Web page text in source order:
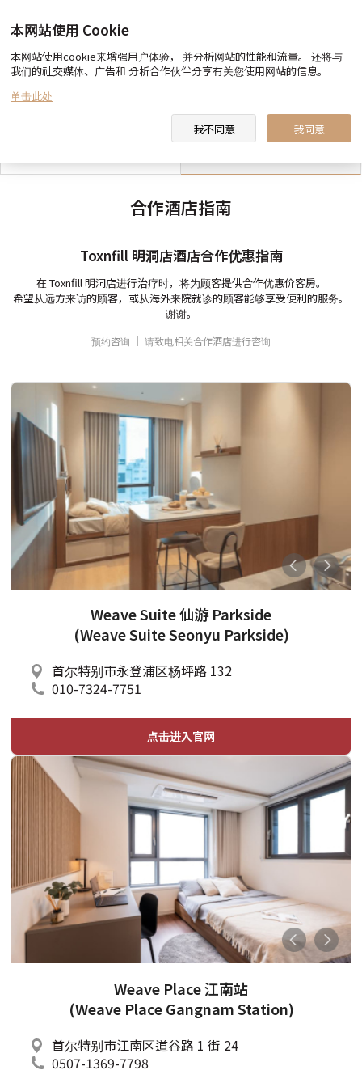
toxnfill 美容医院 向您约定 医生&职员 介绍
合作酒店指南
合作酒店指南
Toxnfill 明洞店酒店合作优惠指南
在 Toxnfill 明洞店进行治疗时，将为顾客提供合作优惠价客房。
希望从远方来访的顾客，或从海外来院就诊的顾客能够享受便利的服务。
谢谢。
预约咨询 ｜ 请致电相关合作酒店进行咨询
Weave Suite 仙游 Parkside
(Weave Suite Seonyu Parkside)
首尔特别市永登浦区杨坪路 132
010-7324-7751
点击进入官网
Weave Place 江南站
(Weave Place Gangnam Station)
首尔特别市江南区道谷路 1 街 24
0507-1369-7798
本网站使用 Cookie
本网站使用cookie来增强用户体验， 并分析网站的性能和流量。 还将与
我们的社交媒体、广告和 分析合作伙伴分享有关您使用网站的信息。
单击此处
我不同意 我同意